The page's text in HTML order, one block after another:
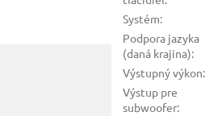
Systém:
Podpora jazyka
(daná krajina):
Výstupný výkon:
Výstup pre
subwoofer: